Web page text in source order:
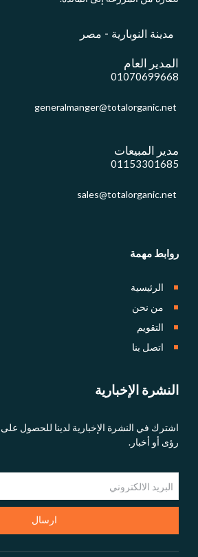
مدينة النوبارية - مصر
المدير العام
01070699668
generalmanger@totalorganic.net
مدير المبيعات
01153301685
sales@totalorganic.net
روابط مهمة
الرئيسية
من نحن
التقويم
اتصل بنا
النشرة الإخبارية
اشترك في النشرة الإخبارية لدينا للحصول
رؤى أو أخبار.
ارسال